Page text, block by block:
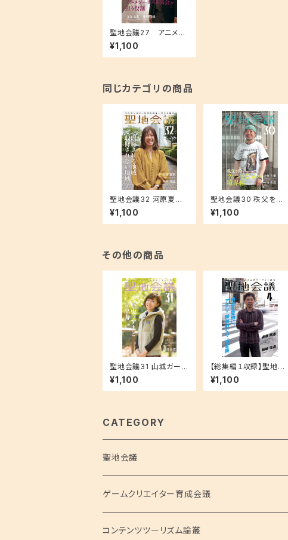
聖地会議27 アニメツ
ーリズム協会が担う役
割／アニメツーリズム協
会 寺谷圭生
¥1,100
同じカテゴリの商品
聖地会議32 河原夏季
「取材される地域 取
材されない地域」
¥1,100
聖地会議30 秩父を跨ぐ
ファンと公式の境界線
¥1,100
その他の商品
聖地会議31 山城ガール
むつみ（歴史＆山城ナビ
ゲーター） 歴史ツアー
と演出力
¥1,100
【総集編１収録】聖地会
議４ 安彦剛志（ソニー
企業株式会社コンテン
ツツーリズム課「舞台め
¥1,100
CATEGORY
聖地会議
聖地会議シリーズ
聖地会議 総集編
ゲームクリエイター育成会議
コンテンツツーリズム論叢